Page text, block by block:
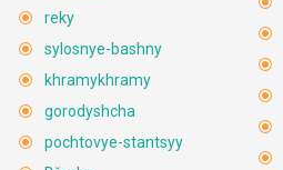
reky
sylosnye-bashny
khramykhramy
gorodyshcha
pochtovye-stantsyy